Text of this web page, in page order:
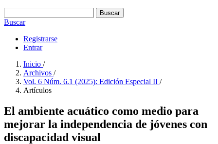
Buscar
Buscar
Registrarse
Entrar
Inicio /
Archivos /
Vol. 6 Núm. 6.1 (2025): Edición Especial II /
Artículos
El ambiente acuático como medio para
mejorar la independencia de jóvenes con
discapacidad visual